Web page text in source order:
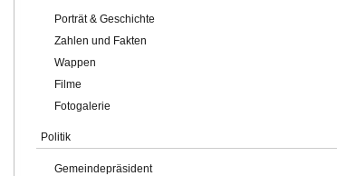
Porträt & Geschichte
Zahlen und Fakten
Wappen
Filme
Fotogalerie
Politik
Gemeindepräsident